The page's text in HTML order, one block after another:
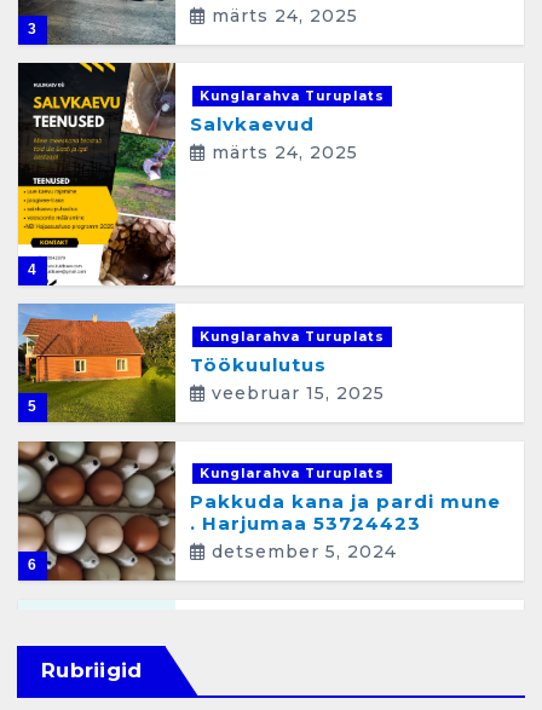
3
märts 24, 2025
4
Kunglarahva Turuplats
Salvkaevud
märts 24, 2025
5
Kunglarahva Turuplats
Töökuulutus
veebruar 15, 2025
6
Kunglarahva Turuplats
Pakkuda kana ja pardi mune
. Harjumaa 53724423
detsember 5, 2024
Rubriigid